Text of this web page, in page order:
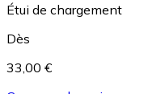
Étui de chargement
Dès
33,00 €